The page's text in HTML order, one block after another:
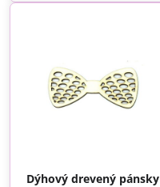
Dýhový drevený pánsky